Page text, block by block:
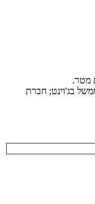
מטר.
בג'וינט; חברת